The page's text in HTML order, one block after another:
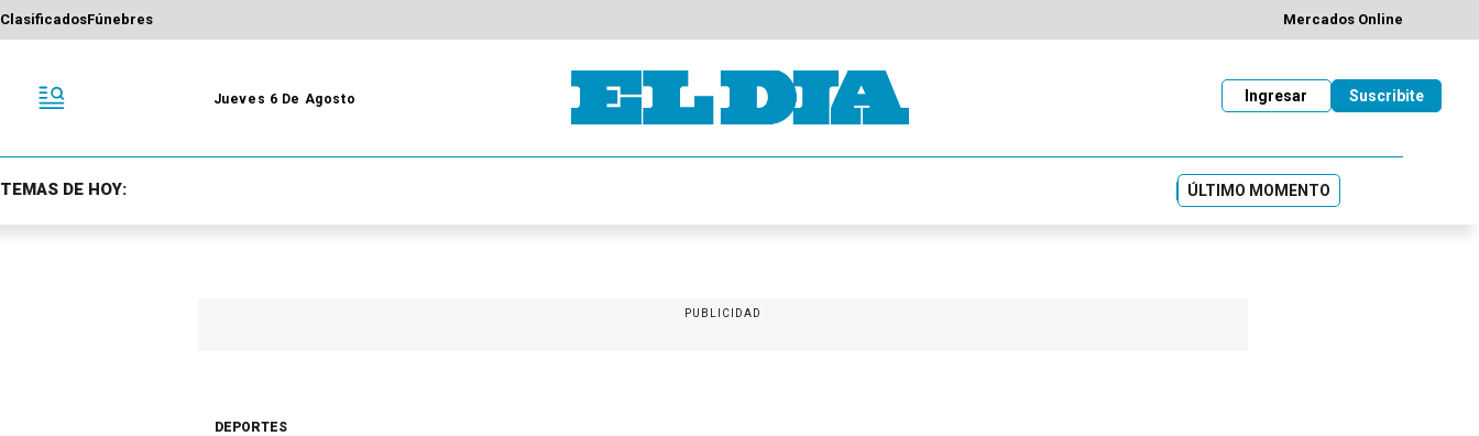
ClasificadosFúnebres Mercados Online
Jueves 6 De Agosto Suscribite
Ingresar
TEMAS DE HOY: ÚLTIMO MOMENTO
PUBLICIDAD
DEPORTES